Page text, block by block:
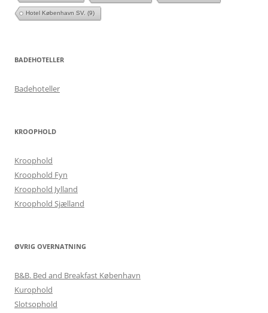
Hotel København SV. (9)
BADEHOTELLER
Badehoteller
KROOPHOLD
Kroophold
Kroophold Fyn
Kroophold Jylland
Kroophold Sjælland
ØVRIG OVERNATNING
B&B. Bed and Breakfast København
Kurophold
Slotsophold